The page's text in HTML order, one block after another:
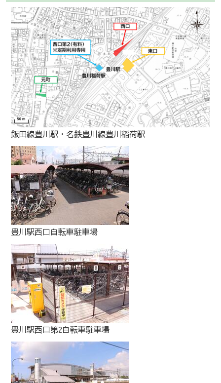
飯田線豊川駅・名鉄豊川線豊川稲荷駅
豊川駅西口自転車駐車場
豊川駅西口第2自転車駐車場